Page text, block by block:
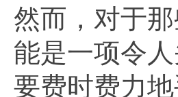
然而，对于
能是一项令
要费时费力